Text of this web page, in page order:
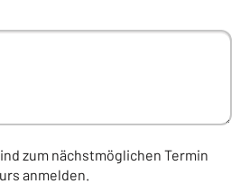
zum nächstmöglichen Termin
anmelden.